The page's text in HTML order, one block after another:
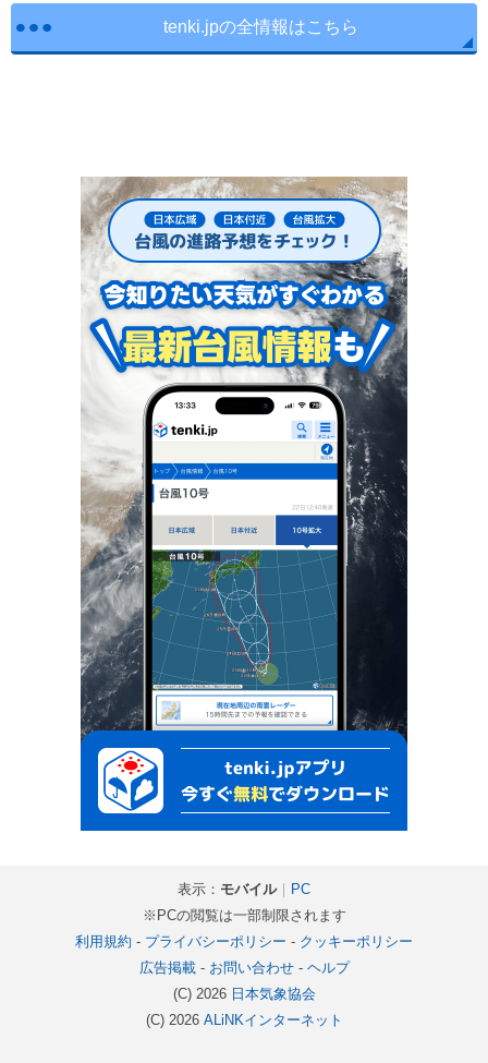
tenki.jpの全情報はこちら
表示： モバイル｜ PC
※PCの閲覧は一部制限されます
利用規約 - プライバシーポリシー - クッキーポリシー
広告掲載- お問い合わせ- ヘルプ
(C) 2026 日本気象協会
(C) 2026 ALiNKインターネット